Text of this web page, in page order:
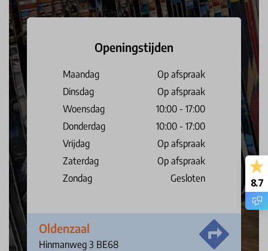
Openingstijden
Maandag
Op afspraak
Dinsdag
Op afspraak
Woensdag
10:00 - 17:00
Donderdag
10:00 - 17:00
Vrijdag
Op afspraak
Zaterdag
Op afspraak
Zondag
Gesloten
Oldenzaal
Hinmanweg 3 BE68
8.7